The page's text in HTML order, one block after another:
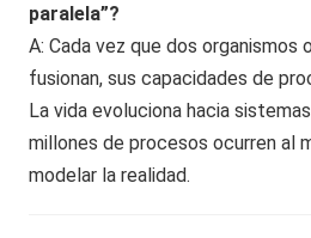
paralela”?
A: Cada vez que dos organismos
fusionan, sus capacidades de
La vida evoluciona hacia
millones de procesos ocurren al
modelar la realidad.